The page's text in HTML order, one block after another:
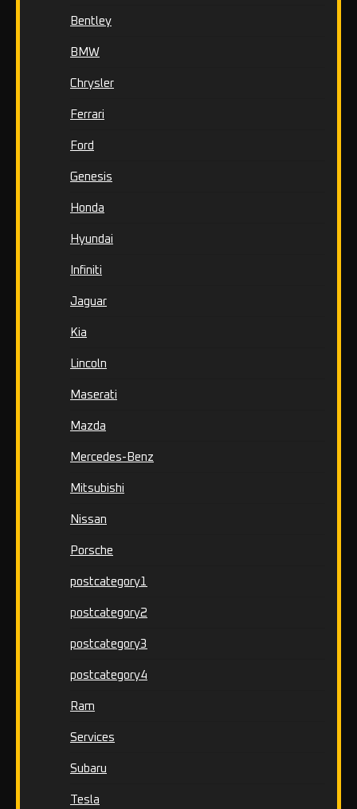
Bentley
BMW
Chrysler
Ferrari
Ford
Genesis
Honda
Hyundai
Infiniti
Jaguar
Kia
Lincoln
Maserati
Mazda
Mercedes-Benz
Mitsubishi
Nissan
Porsche
postcategory1
postcategory2
postcategory3
postcategory4
Ram
Services
Subaru
Tesla